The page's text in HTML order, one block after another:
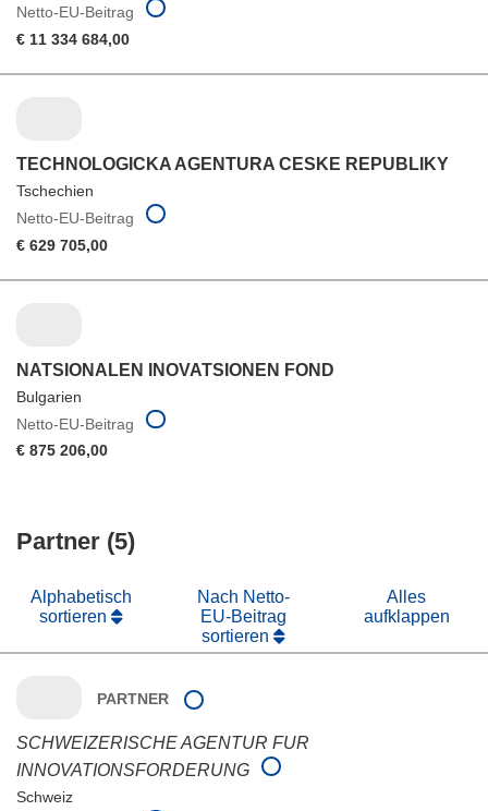
Netto-EU-Beitrag
€ 11 334 684,00
TECHNOLOGICKA AGENTURA CESKE REPUBLIKY
Tschechien
Netto-EU-Beitrag
€ 629 705,00
NATSIONALEN INOVATSIONEN FOND
Bulgarien
Netto-EU-Beitrag
€ 875 206,00
Partner (5)
Alphabetisch
sortieren
Nach Netto-
EU-Beitrag
sortieren
Alles
aufklappen
PARTNER
SCHWEIZERISCHE AGENTUR FUR
INNOVATIONSFORDERUNG
Schweiz